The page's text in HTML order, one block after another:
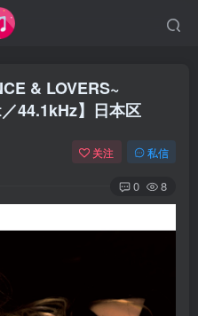
& LOVERS~
44.1kHz】日本区
关注 私信
0 8